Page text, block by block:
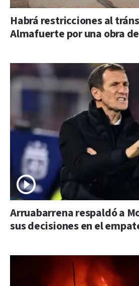
Habrá restricciones al
Almafuerte por una obra
Arruabarrena respaldó a
sus decisiones en el